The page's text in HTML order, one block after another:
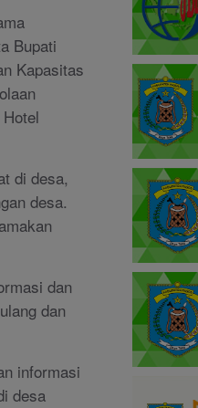
Bupati
Kapasitas
di desa,
desa.
dan
dan
informasi
desa